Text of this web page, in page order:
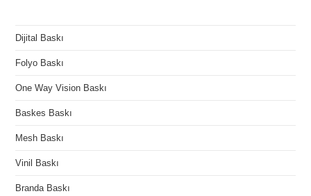
Dijital Baskı
Folyo Baskı
One Way Vision Baskı
Baskes Baskı
Mesh Baskı
Vinil Baskı
Branda Baskı